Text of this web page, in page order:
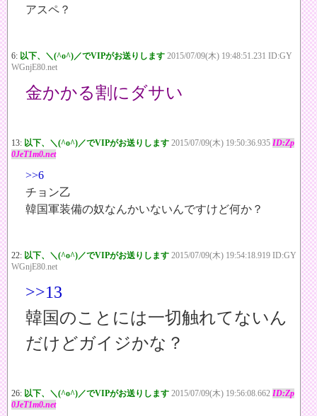
アスペ？
6: 以下、＼(^o^)／でVIPがお送りします 2015/07/09(木) 19:48:51.231 ID:GY
WGnjE80.net
金かかる割にダサい
13: 以下、＼(^o^)／でVIPがお送りします 2015/07/09(木) 19:50:36.935 ID:Zp
0JeT1m0.net
>>6
チョン乙
韓国軍装備の奴なんかいないんですけど何か？
22: 以下、＼(^o^)／でVIPがお送りします 2015/07/09(木) 19:54:18.919 ID:GY
WGnjE80.net
>>13
韓国のことには一切触れてないん
だけどガイジかな？
26: 以下、＼(^o^)／でVIPがお送りします 2015/07/09(木) 19:56:08.662 ID:Zp
0JeT1m0.net